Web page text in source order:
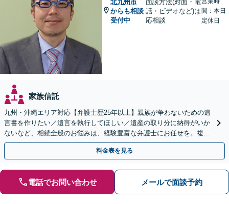
北九州市
からも相談
受付中
面談方法(対面・電
話・ビデオなど)は
応相談
間：本日
定休日
家族信託
九州・沖縄エリア対応【弁護士歴25年以上】親族が争わないための遺
言書を作りたい／遺言を執行してほしい／遺産の取り分に納得がいか
ないなど、相続全般のお悩みは、経験豊富な弁護士にお任せを。複雑
な問題も粘り強く対応し、解決に導きます。
料金表を見る
電話でお問い合わせ メールで面談予約